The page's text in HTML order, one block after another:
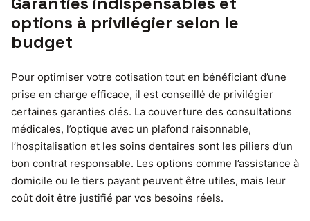
options à privilégier selon le
budget
Pour optimiser votre cotisation tout en bénéficiant d’une
prise en charge efficace, il est conseillé de privilégier
certaines garanties clés. La couverture des consultations
médicales, l’optique avec un plafond raisonnable,
l’hospitalisation et les soins dentaires sont les piliers d’un
bon contrat responsable. Les options comme l’assistance à
domicile ou le tiers payant peuvent être utiles, mais leur
coût doit être justifié par vos besoins réels.